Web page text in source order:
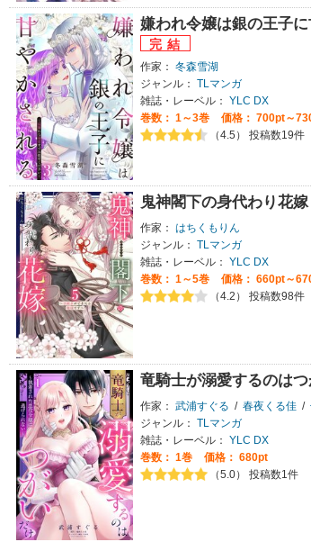
嫌われ令嬢は銀の王子
作家： 冬森雪湖
ジャンル： TLマンガ
雑誌・レーベル： YLC DX
巻数： 1～3巻
価格： 700pt～
（4.5） 投稿数19件
鬼神閣下の身代わり花
作家： はちくもりん
ジャンル： TLマンガ
雑誌・レーベル： YLC DX
巻数： 1～5巻
価格： 660pt～
（4.2） 投稿数98件
竜騎士が溺愛するのは
作家： 武浦すぐる / 春夜くる佳 /
ジャンル： TLマンガ
雑誌・レーベル： YLC DX
巻数： 1巻
価格： 680pt
（5.0） 投稿数1件